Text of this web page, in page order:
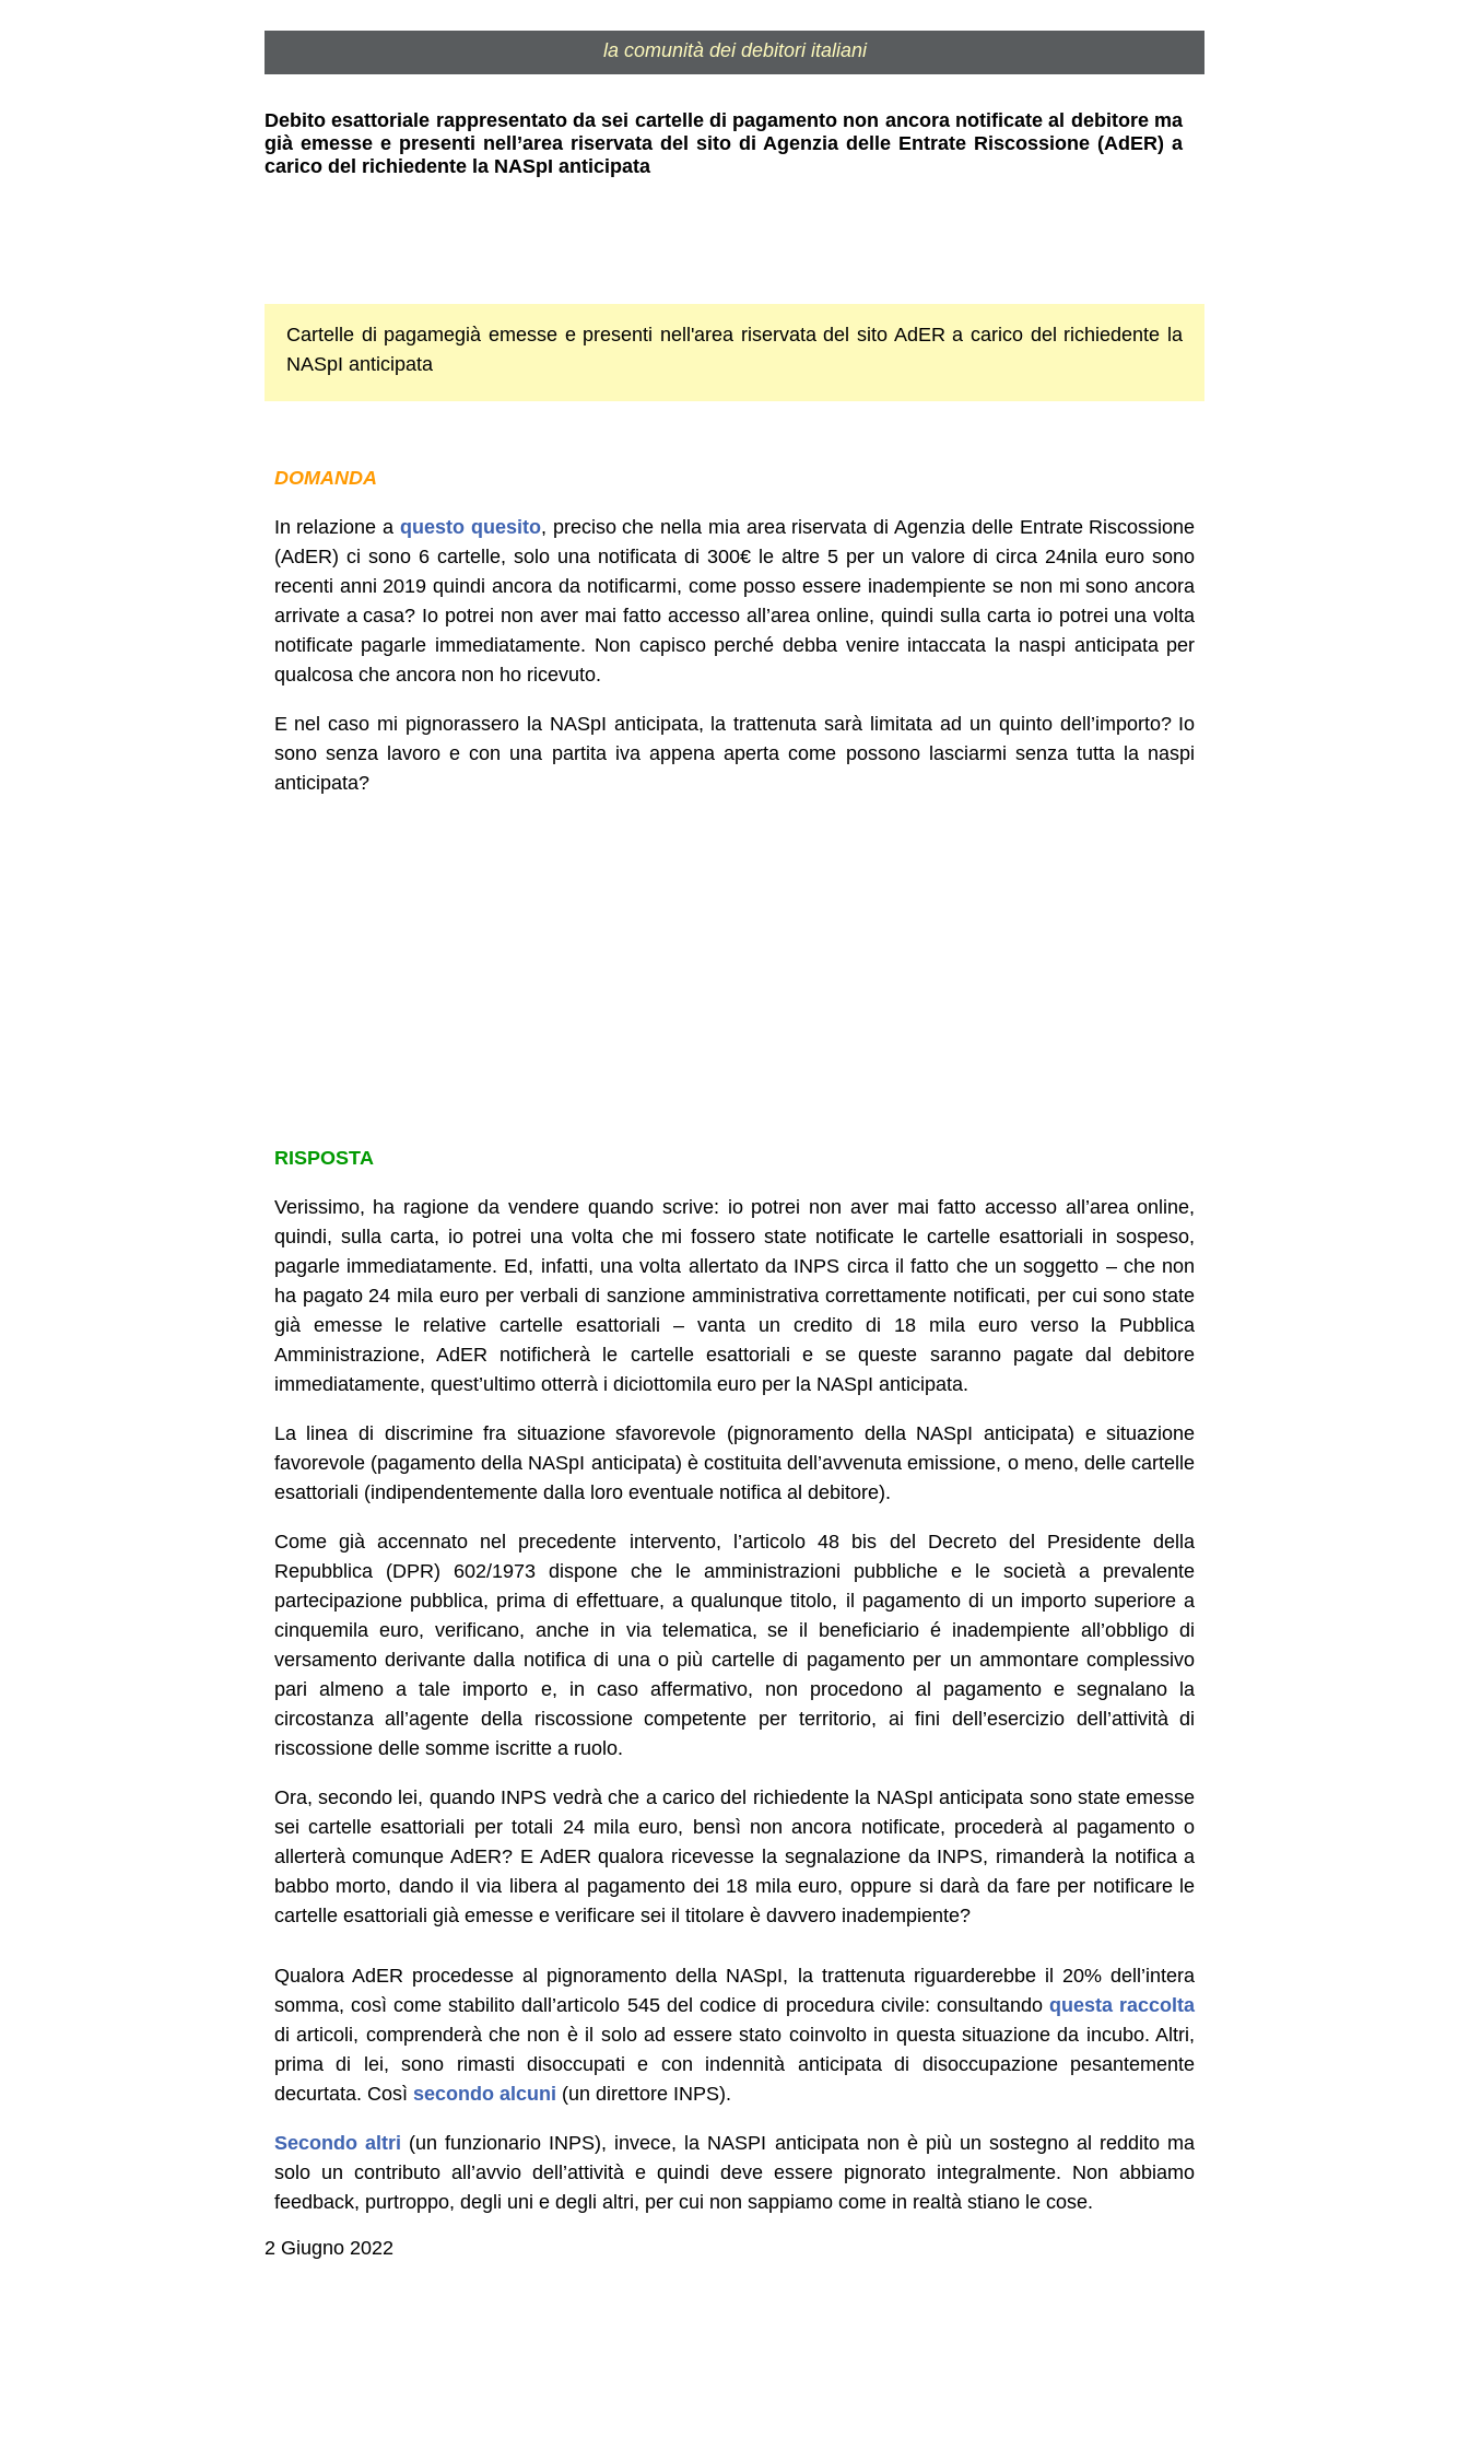
la comunità dei debitori italiani
Debito esattoriale rappresentato da sei cartelle di pagamento non ancora notificate al debitore ma
già emesse e presenti nell’area riservata del sito di Agenzia delle Entrate Riscossione (AdER) a
carico del richiedente la NASpI anticipata
Cartelle di pagamegià emesse e presenti nell'area riservata del sito AdER a carico del richiedente la
NASpI anticipata
DOMANDA
In relazione a questo quesito, preciso che nella mia area riservata di Agenzia delle Entrate Riscossione
(AdER) ci sono 6 cartelle, solo una notificata di 300€ le altre 5 per un valore di circa 24nila euro sono
recenti anni 2019 quindi ancora da notificarmi, come posso essere inadempiente se non mi sono ancora
arrivate a casa? Io potrei non aver mai fatto accesso all’area online, quindi sulla carta io potrei una volta
notificate pagarle immediatamente. Non capisco perché debba venire intaccata la naspi anticipata per
qualcosa che ancora non ho ricevuto.
E nel caso mi pignorassero la NASpI anticipata, la trattenuta sarà limitata ad un quinto dell’importo? Io
sono senza lavoro e con una partita iva appena aperta come possono lasciarmi senza tutta la naspi
anticipata?
RISPOSTA
Verissimo, ha ragione da vendere quando scrive: io potrei non aver mai fatto accesso all’area online,
quindi, sulla carta, io potrei una volta che mi fossero state notificate le cartelle esattoriali in sospeso,
pagarle immediatamente. Ed, infatti, una volta allertato da INPS circa il fatto che un soggetto – che non
ha pagato 24 mila euro per verbali di sanzione amministrativa correttamente notificati, per cui sono state
già emesse le relative cartelle esattoriali – vanta un credito di 18 mila euro verso la Pubblica
Amministrazione, AdER notificherà le cartelle esattoriali e se queste saranno pagate dal debitore
immediatamente, quest’ultimo otterrà i diciottomila euro per la NASpI anticipata.
La linea di discrimine fra situazione sfavorevole (pignoramento della NASpI anticipata) e situazione
favorevole (pagamento della NASpI anticipata) è costituita dell’avvenuta emissione, o meno, delle cartelle
esattoriali (indipendentemente dalla loro eventuale notifica al debitore).
Come già accennato nel precedente intervento, l’articolo 48 bis del Decreto del Presidente della
Repubblica (DPR) 602/1973 dispone che le amministrazioni pubbliche e le società a prevalente
partecipazione pubblica, prima di effettuare, a qualunque titolo, il pagamento di un importo superiore a
cinquemila euro, verificano, anche in via telematica, se il beneficiario é inadempiente all’obbligo di
versamento derivante dalla notifica di una o più cartelle di pagamento per un ammontare complessivo
pari almeno a tale importo e, in caso affermativo, non procedono al pagamento e segnalano la
circostanza all’agente della riscossione competente per territorio, ai fini dell’esercizio dell’attività di
riscossione delle somme iscritte a ruolo.
Ora, secondo lei, quando INPS vedrà che a carico del richiedente la NASpI anticipata sono state emesse
sei cartelle esattoriali per totali 24 mila euro, bensì non ancora notificate, procederà al pagamento o
allerterà comunque AdER? E AdER qualora ricevesse la segnalazione da INPS, rimanderà la notifica a
babbo morto, dando il via libera al pagamento dei 18 mila euro, oppure si darà da fare per notificare le
cartelle esattoriali già emesse e verificare sei il titolare è davvero inadempiente?
Qualora AdER procedesse al pignoramento della NASpI, la trattenuta riguarderebbe il 20% dell’intera
somma, così come stabilito dall’articolo 545 del codice di procedura civile: consultandoquesta raccolta
di articoli, comprenderà che non è il solo ad essere stato coinvolto in questa situazione da incubo. Altri,
prima di lei, sono rimasti disoccupati e con indennità anticipata di disoccupazione pesantemente
decurtata. Così secondo alcuni (un direttore INPS).
Secondo altri (un funzionario INPS), invece, la NASPI anticipata non è più un sostegno al reddito ma
solo un contributo all’avvio dell’attività e quindi deve essere pignorato integralmente. Non abbiamo
feedback, purtroppo, degli uni e degli altri, per cui non sappiamo come in realtà stiano le cose.
2 Giugno 2022